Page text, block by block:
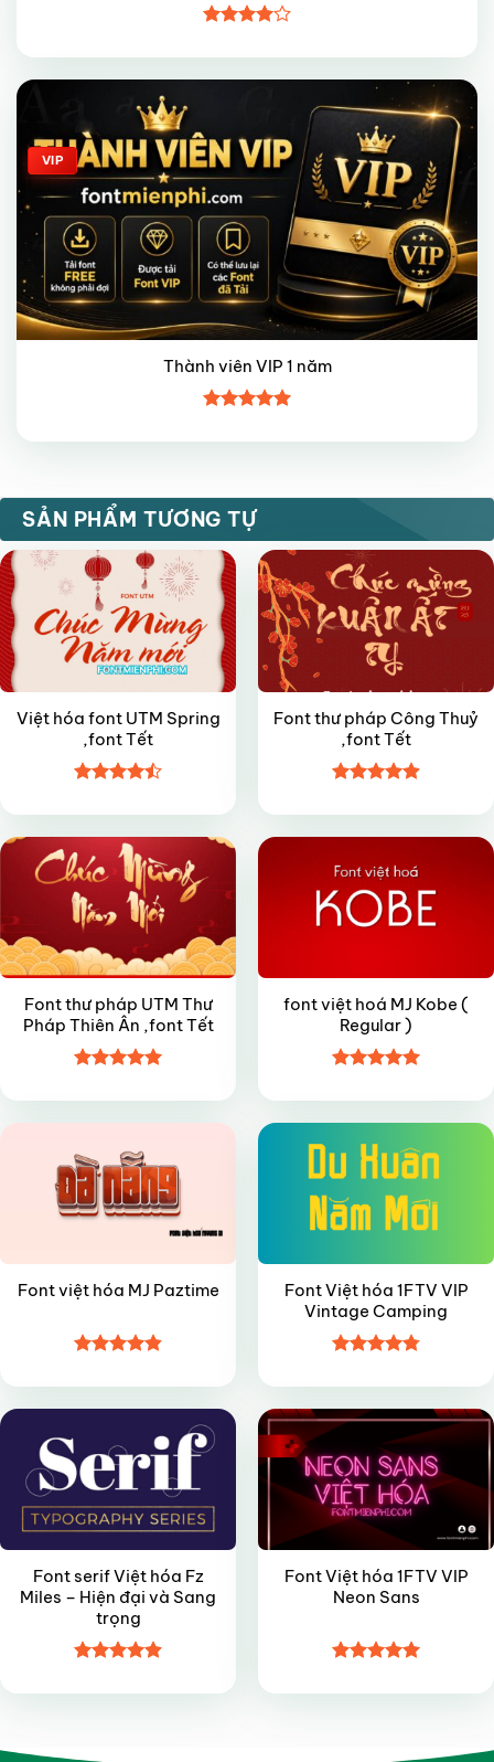
xếp hạng
45 sao
Giảm giá!
VIP
Thành viên VIP 1 năm
hạng55
SẢN PHẨM TƯƠNG TỰ
VIP
Việt hóa font UTM Spring
,font Tết
hạng4.45
Font thư pháp Công Thuỷ
,font Tết
hạng4.95
Font thư pháp UTM Thư
Pháp Thiên Ân ,font Tết
hạng55
font việt hoá MJ Kobe (
Regular )
hạng4.95
Font việt hóa MJ Paztime
hạng4.85
Font Việt hóa 1FTV VIP
Vintage Camping
hạng4.85
Font serif Việt hóa Fz
Miles – Hiện đại và Sang
trọng
hạng4.95
Font Việt hóa 1FTV VIP
Neon Sans
hạng55